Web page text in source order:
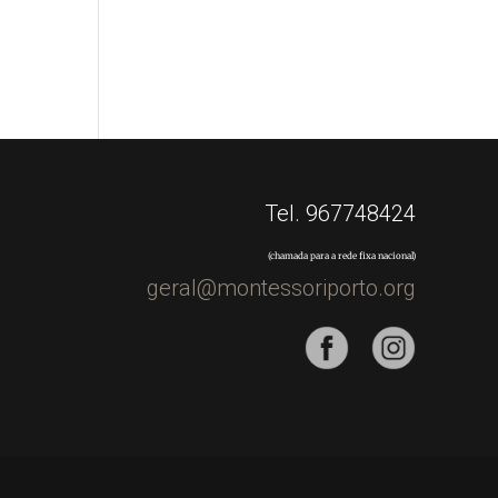
Tel. 967748424
(chamada para a rede fixa nacional)
geral@montessoriporto.org